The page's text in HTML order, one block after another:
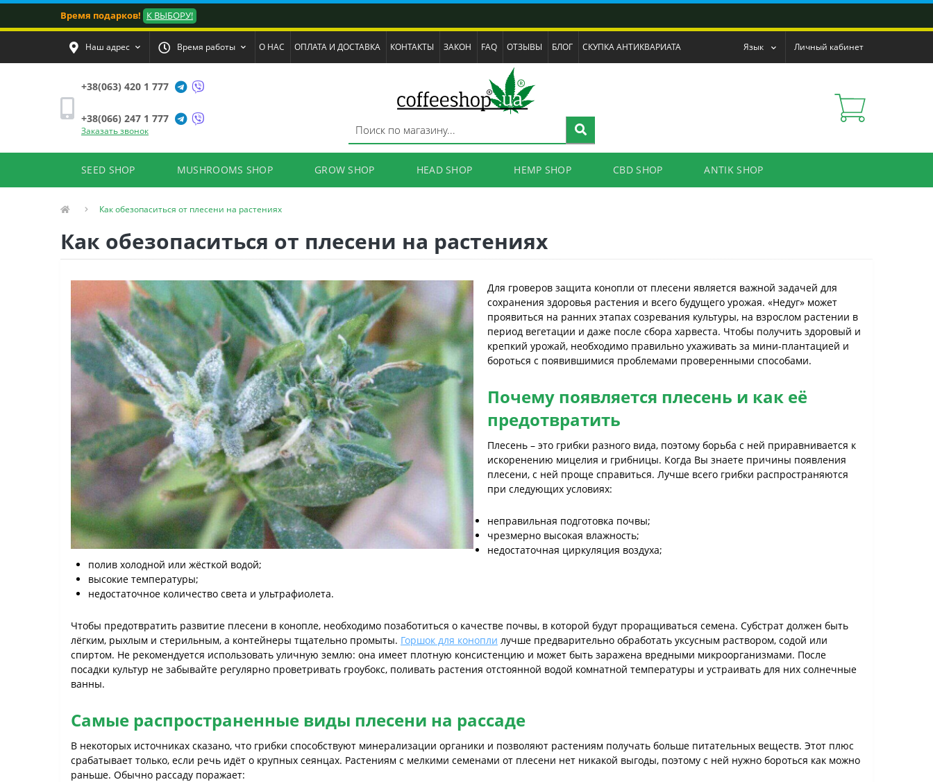
Время подарков! К ВЫБОРУ!
Наш адрес Время работы О НАС ОПЛАТА И ДОСТАВКА КОНТАКТЫ ЗАКОН FAQ ОТЗЫВЫ БЛОГ СКУПКА АНТИКВАРИАТА Язык Личный кабинет
+38(063) 420 1 777
+38(066) 247 1 777
Заказать звонок
SEED SHOP MUSHROOMS SHOP GROW SHOP HEAD SHOP HEMP SHOP CBD SHOP ANTIK SHOP
Как обезопаситься от плесени на растениях
Как обезопаситься от плесени на растениях
Для гроверов защита конопли от плесени является важной задачей для
сохранения здоровья растения и всего будущего урожая. «Недуг» может
проявиться на ранних этапах созревания культуры, на взрослом растении в
период вегетации и даже после сбора харвеста. Чтобы получить здоровый и
крепкий урожай, необходимо правильно ухаживать за мини-плантацией и
бороться с появившимися проблемами проверенными способами.
Почему появляется плесень и как её
предотвратить
Плесень – это грибки разного вида, поэтому борьба с ней приравнивается к
искоренению мицелия и грибницы. Когда Вы знаете причины появления
плесени, с ней проще справиться. Лучше всего грибки распространяются
при следующих условиях:
неправильная подготовка почвы;
чрезмерно высокая влажность;
недостаточная циркуляция воздуха;
полив холодной или жёсткой водой;
высокие температуры;
недостаточное количество света и ультрафиолета.
Чтобы предотвратить развитие плесени в конопле, необходимо позаботиться о качестве почвы, в которой будут проращиваться семена. Субстрат должен быть
лёгким, рыхлым и стерильным, а контейнеры тщательно промыты. Горшок для конопли лучше предварительно обработать уксусным раствором, содой или
спиртом. Не рекомендуется использовать уличную землю: она имеет плотную консистенцию и может быть заражена вредными микроорганизмами. После
посадки культур не забывайте регулярно проветривать гроубокс, поливать растения отстоянной водой комнатной температуры и устраивать для них солнечные
ванны.
Самые распространенные виды плесени на рассаде
В некоторых источниках сказано, что грибки способствуют минерализации органики и позволяют растениям получать больше питательных веществ. Этот плюс
срабатывает только, если речь идёт о крупных сеянцах. Растениям с мелкими семенами от плесени нет никакой выгоды, поэтому с ней нужно бороться как можно
раньше. Обычно рассаду поражает: